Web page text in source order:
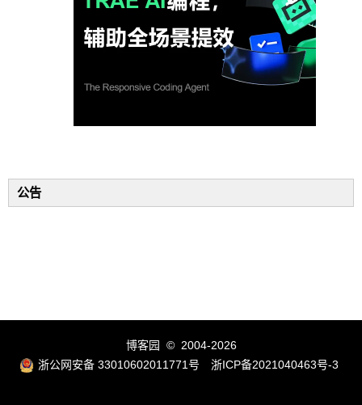
公告
博客园
© 2004-2026
浙公网安备 33010602011771号
浙ICP备2021040463号-3